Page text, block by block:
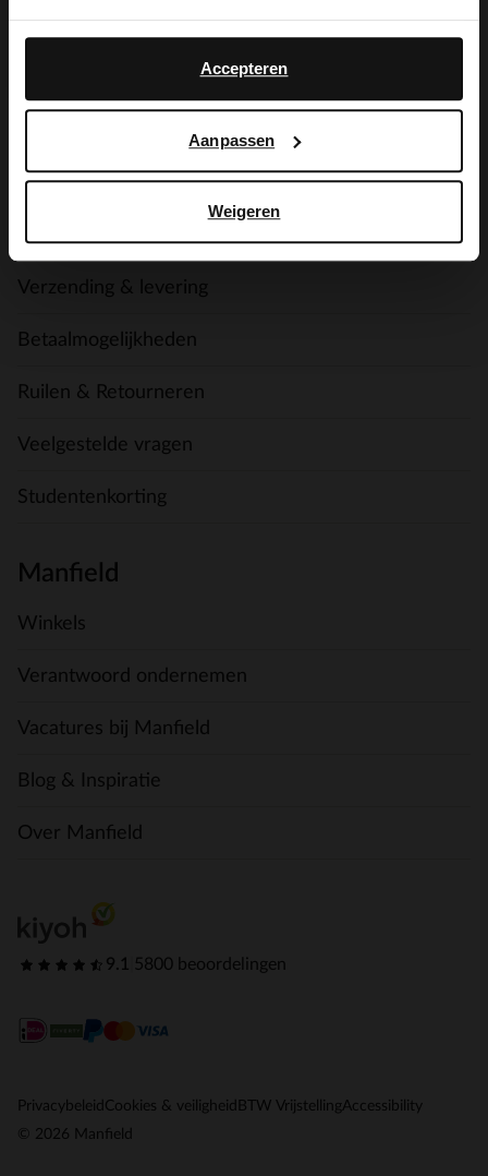
Accepteren
Aanpassen
Weigeren
Service
Verzending & levering
Betaalmogelijkheden
Ruilen & Retourneren
Veelgestelde vragen
Studentenkorting
Manfield
Winkels
Verantwoord ondernemen
Vacatures bij Manfield
Blog & Inspiratie
Over Manfield
9.1 5800 beoordelingen
Privacybeleid Cookies & veiligheid BTW VrijstellingAccessibility
© 2026 Manfield
English